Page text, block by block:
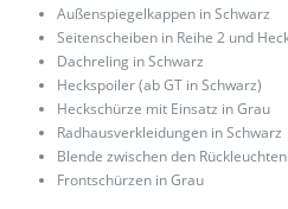
Außenspiegelkappen in Schwarz
Seitenscheiben in Reihe 2 und
Dachreling in Schwarz
Heckspoiler (ab GT in Schwarz)
Heckschürze mit Einsatz in Grau
Radhausverkleidungen in Schwarz
Blende zwischen den
Frontschürzen in Grau